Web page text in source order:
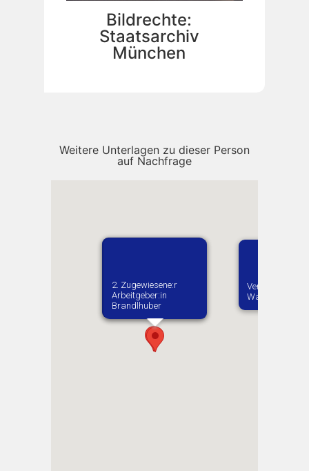
Bildrechte:
Staatsarchiv
München
Weitere Unterlagen zu dieser Person
auf Nachfrage
Vermutlich
Wasyliwka
1. Zugewiesene:r
Arbeitgeber:in​ Gut
Heinrichsruh
2. Zugewiesene:r
Arbeitgeber:in​
Brandlhuber